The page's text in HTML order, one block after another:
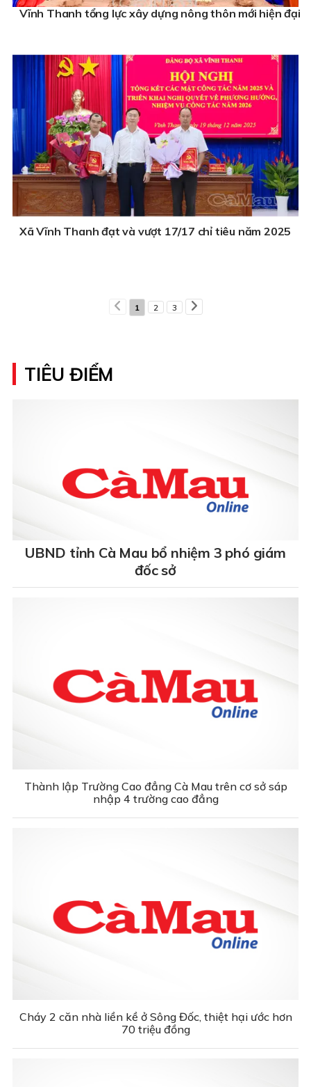
Vĩnh Thanh tổng lực xây dựng nông thôn mới hiện đại
Xã Vĩnh Thanh đạt và vượt 17/17 chỉ tiêu năm 2025
1 2 3
TIÊU ĐIỂM
UBND tỉnh Cà Mau bổ nhiệm 3 phó giám
đốc sở
Thành lập Trường Cao đẳng Cà Mau trên cơ sở sáp
nhập 4 trường cao đẳng
Cháy 2 căn nhà liền kề ở Sông Đốc, thiệt hại ước hơn
70 triệu đồng